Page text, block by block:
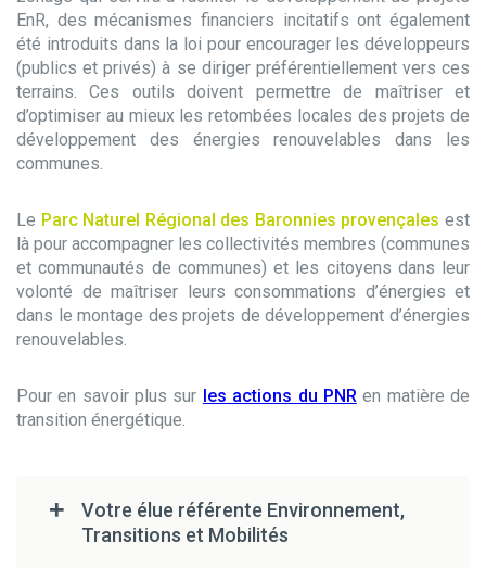
EnR, des mécanismes financiers incitatifs ont également
été introduits dans la loi pour encourager les développeurs
(publics et privés) à se diriger préférentiellement vers ces
terrains. Ces outils doivent permettre de maîtriser et
d’optimiser au mieux les retombées locales des projets de
développement des énergies renouvelables dans les
communes.
Le Parc Naturel Régional des Baronnies provençales est
là pour accompagner les collectivités membres (communes
et communautés de communes) et les citoyens dans leur
volonté de maîtriser leurs consommations d’énergies et
dans le montage des projets de développement d’énergies
renouvelables.
Pour en savoir plus sur les actions du PNRen matière de
transition énergétique.
Votre élue référente Environnement,
Transitions et Mobilités